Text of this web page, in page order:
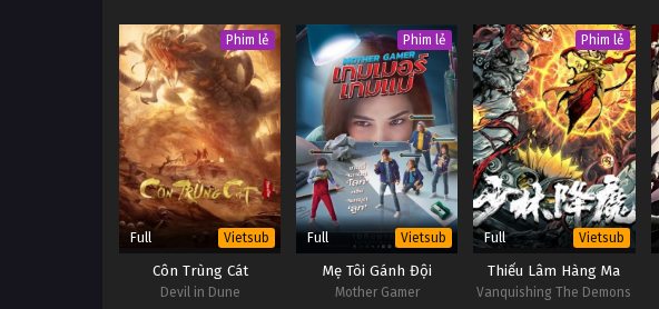
Phim lẻ
Full Vietsub
Côn Trùng Cát
Devil in Dune
Phim lẻ
Full Vietsub
Mẹ Tôi Gánh Đội
Mother Gamer
Phim lẻ
Full Vietsub
Thiếu Lâm Hàng Ma
Vanquishing The Demons